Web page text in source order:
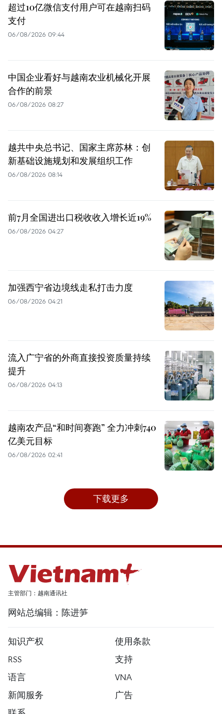
超过10亿微信支付用户可在越南扫码
支付
06/08/2026 09:44
中国企业看好与越南农业机械化开展
合作的前景
06/08/2026 08:27
越共中央总书记、国家主席苏林：创
新基础设施规划和发展组织工作
06/08/2026 08:14
前7月全国进出口税收收入增长近19%
06/08/2026 04:27
加强西宁省边境线走私打击力度
06/08/2026 04:21
流入广宁省的外商直接投资质量持续
提升
06/08/2026 04:13
越南农产品“和时间赛跑” 全力冲刺740
亿美元目标
06/08/2026 02:41
下载更多
主管部门：越南通讯社
网站总编辑：陈进笋
知识产权
使用条款
RSS
支持
语言
VNA
新闻服务
广告